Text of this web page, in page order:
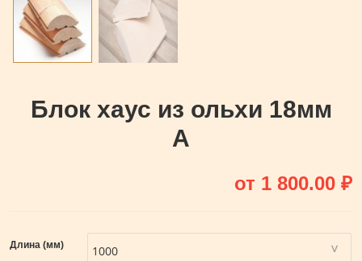
Блок хаус из ольхи 18мм
А
от 1 800.00 ₽
Длина (мм)